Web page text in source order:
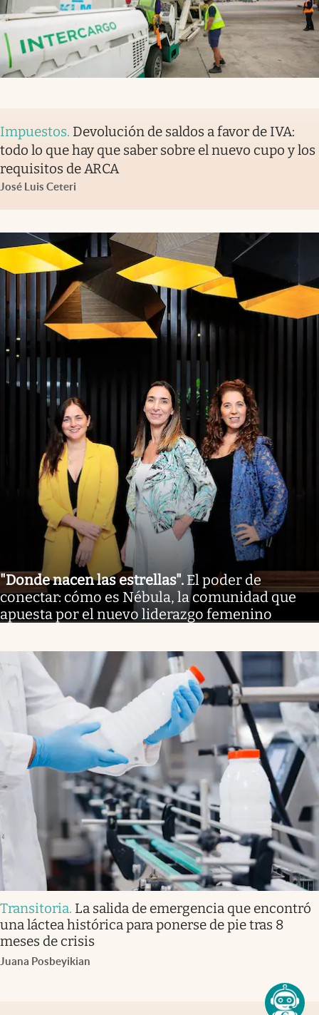
Impuestos. Devolución de saldos a favor de IVA:
todo lo que hay que saber sobre el nuevo cupo y los
requisitos de ARCA
José Luis Ceteri
"Donde nacen las estrellas". El poder de
conectar: cómo es Nébula, la comunidad que
apuesta por el nuevo liderazgo femenino
Transitoria. La salida de emergencia que encontró
una láctea histórica para ponerse de pie tras 8
meses de crisis
Juana Posbeyikian